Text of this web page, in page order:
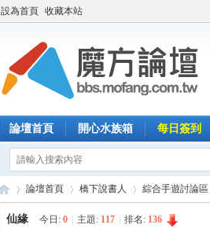
設為首頁 收藏本站
論壇首頁 開心水族箱 每日簽到
論壇首頁 橋下說書人 綜合手遊討論區
仙緣 今日: 0 主題: 117 排名: 136